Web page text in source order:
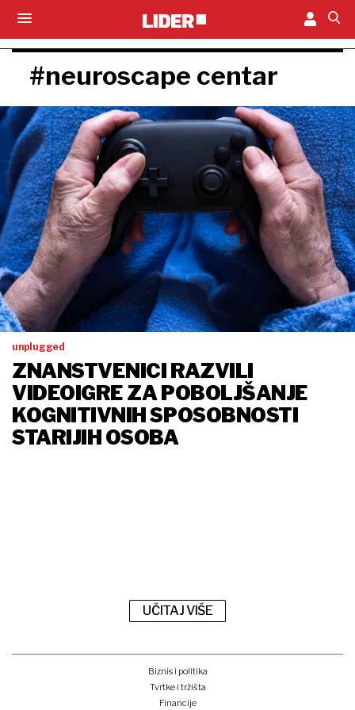
#neuroscape centar
unplugged
ZNANSTVENICI RAZVILI
VIDEOIGRE ZA POBOLJŠANJE
KOGNITIVNIH SPOSOBNOSTI
STARIJIH OSOBA
UČITAJ VIŠE
Biznis i politika
Tvrtke i tržišta
Financije